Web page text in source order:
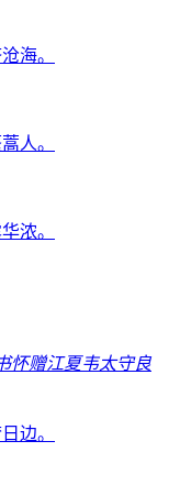
海。
人。
浓。
怀赠江夏韦太守良
边。